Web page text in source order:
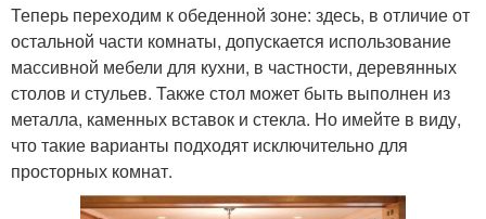
Теперь переходим к обеденной зоне: здесь, в отличие от
остальной части комнаты, допускается использование
массивной мебели для кухни, в частности, деревянных
столов и стульев. Также стол может быть выполнен из
металла, каменных вставок и стекла. Но имейте в виду,
что такие варианты подходят исключительно для
просторных комнат.